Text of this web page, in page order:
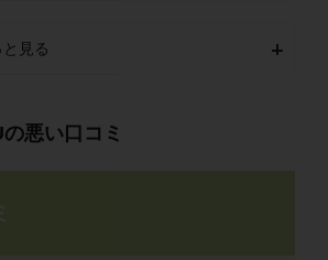
見る
悪い口コミ